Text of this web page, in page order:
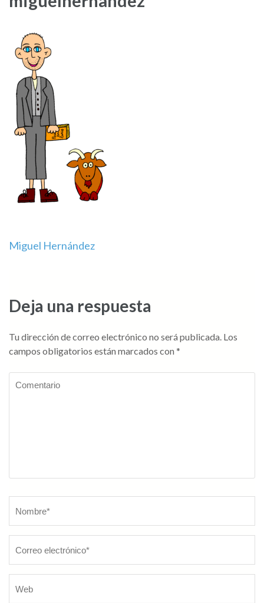
Navegación
entradas
Miguel Hernández
Deja una respuesta
Tu dirección de correo electrónico no será publicada. Los
campos obligatorios están marcados con *